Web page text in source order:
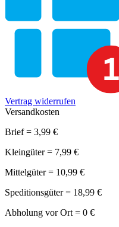
Vertrag widerrufen
Versandkosten
Brief = 3,99 €
Kleingüter = 7,99 €
Mittelgüter = 10,99 €
Speditionsgüter = 18,99 €
Abholung vor Ort = 0 €